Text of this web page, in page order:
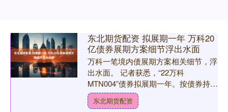
东北期货配资 拟展期一年 万科20
亿债券展期方案细节浮出水面
万科一笔境内债展期方案相关细节，浮
出水面。 记者获悉，“22万科
MTN004”债券拟展期一年。按债券持有
人披露的初步方案，该债券兑付时间调
整至2026年12月1....
东北期货配资